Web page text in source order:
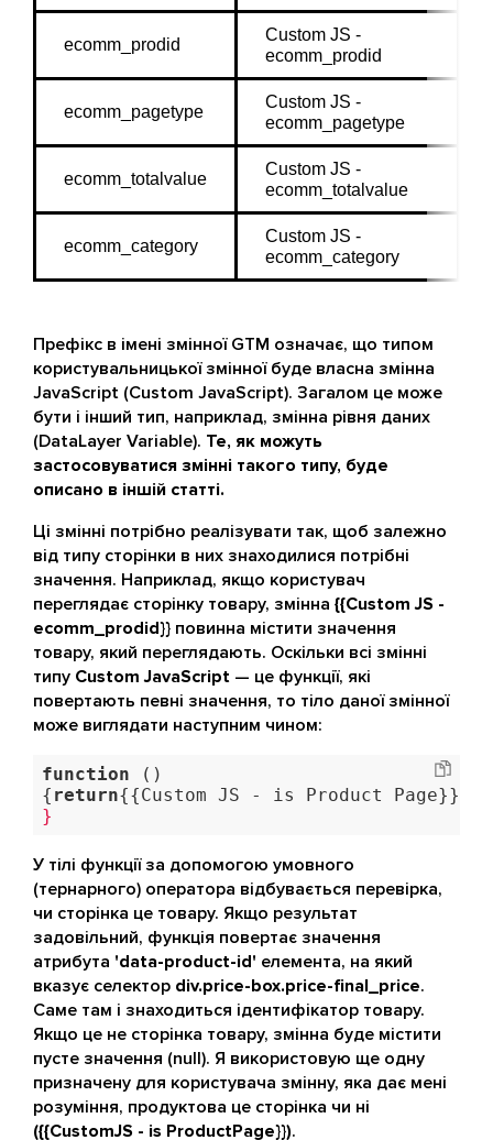
ecomm_prodid
Custom JS -
ecomm_prodid
ecomm_pagetype
Custom JS -
ecomm_pagetype
ecomm_totalvalue
Custom JS -
ecomm_totalvalue
ecomm_category
Custom JS -
ecomm_category
Префікс в імені змінної GTM означає, що типом
користувальницької змінної буде власна змінна
JavaScript (Custom JavaScript). Загалом це може
бути і інший тип, наприклад, змінна рівня даних
(DataLayer Variable). Те, як можуть
застосовуватися змінні такого типу, буде
описано в іншій статті.
Ці змінні потрібно реалізувати так, щоб залежно
від типу сторінки в них знаходилися потрібні
значення. Наприклад, якщо користувач
переглядає сторінку товару, змінна {{Custom JS -
ecomm_prodid}} повинна містити значення
товару, який переглядають. Оскільки всі змінні
типу Custom JavaScript — це функції, які
повертають певні значення, то тіло даної змінної
може виглядати наступним чином:
function
()
{ return{{Custom JS - is Product Page}}?
}
У тілі функції за допомогою умовного
(тернарного) оператора відбувається перевірка,
чи сторінка це товару. Якщо результат
задовільний, функція повертає значення
атрибута 'data-product-id' елемента, на який
вказує селектор div.price-box.price-final_price.
Саме там і знаходиться ідентифікатор товару.
Якщо це не сторінка товару, змінна буде містити
пусте значення (null). Я використовую ще одну
призначену для користувача змінну, яка дає мені
розуміння, продуктова це сторінка чи ні
({{CustomJS - is ProductPage}}).